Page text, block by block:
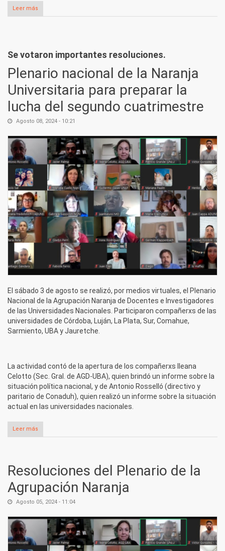
Leer más
universitaria en las 60 universidades de todo el país
Se votaron importantes resoluciones.
Plenario nacional de la Naranja
Universitaria para preparar la
lucha del segundo cuatrimestre
Agosto 08, 2024 - 10:21
El sábado 3 de agosto se realizó, por medios virtuales, el Plenario
Nacional de la Agrupación Naranja de Docentes e Investigadores
de las Universidades Nacionales. Participaron compañerxs de las
universidades de Córdoba, Luján, La Plata, Sur, Comahue,
Sarmiento, UBA y Jauretche.
La actividad contó de la apertura de los compañerxs Ileana
Celotto (Sec. Gral. de AGD-UBA), quien brindó un informe sobre la
situación política nacional, y de Antonio Rosselló (directivo y
paritario de Conaduh), quien realizó un informe sobre la situación
actual en las universidades nacionales.
Leer más
preparar la lucha del segundo cuatrimestre
Resoluciones del Plenario de la
Agrupación Naranja
Agosto 05, 2024 - 11:04